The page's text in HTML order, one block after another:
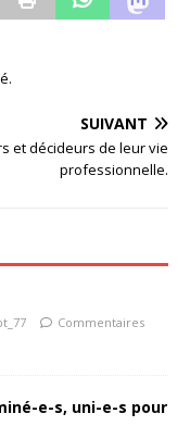
SUIVANT
et décideurs de leur vie
professionnelle.
Commentaires
e-s, uni-e-s pour